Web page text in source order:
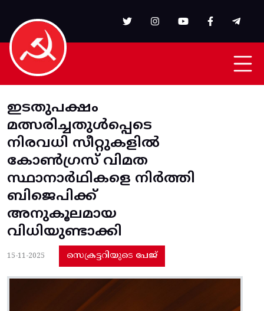
ഇടതുപക്ഷം
മത്സരിച്ചതുള്‍പ്പെടെ
നിരവധി സീറ്റുകളിൽ
കോൺ​ഗ്രസ് വിമത
സ്ഥാനാർഥികളെ നിർത്തി
ബിജെപിക്ക്
അനുകൂലമായ
വിധിയുണ്ടാക്കി
15-11-2025 സെക്രട്ടറിയുടെ പേജ്